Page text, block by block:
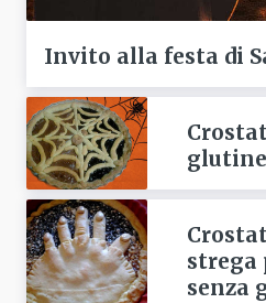
Invito alla festa di
strega
senza